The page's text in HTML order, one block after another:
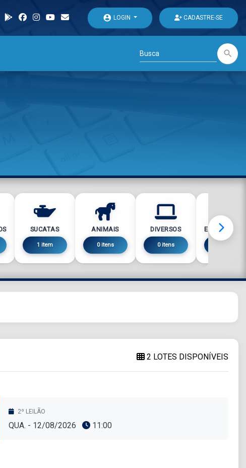
account_circle LOGIN CADASTRE-SE
search
SUCATAS
1 item
ANIMAIS
0 itens
DIVERSOS
0 itens
2 LOTES DISPONÍVEIS
2º LEILÃO
QUA. - 12/08/2026 11:00